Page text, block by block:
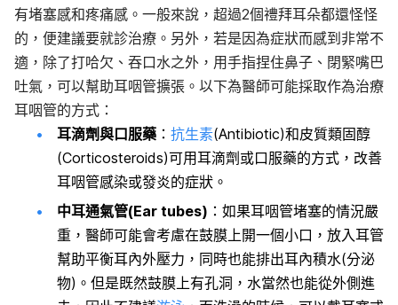
有堵塞感和疼痛感。一般來說，超過2個禮拜耳朵都還怪怪
的，便建議要就診治療。另外，若是因為症狀而感到非常不
適，除了打哈欠、吞口水之外，用手指捏住鼻子、閉緊嘴巴
吐氣，可以幫助耳咽管擴張。以下為醫師可能採取作為治療
耳咽管的方式：
耳滴劑與口服藥 ： 抗生素(Antibiotic)和皮質類固醇
(Corticosteroids)可用耳滴劑或口服藥的方式，改善
耳咽管感染或發炎的症狀。
中耳通氣管(Ear tubes) ：如果耳咽管堵塞的情況嚴
重，醫師可能會考慮在鼓膜上開一個小口，放入耳管
幫助平衡耳內外壓力，同時也能排出耳內積水(分泌
物)。但是既然鼓膜上有孔洞，水當然也能從外側進